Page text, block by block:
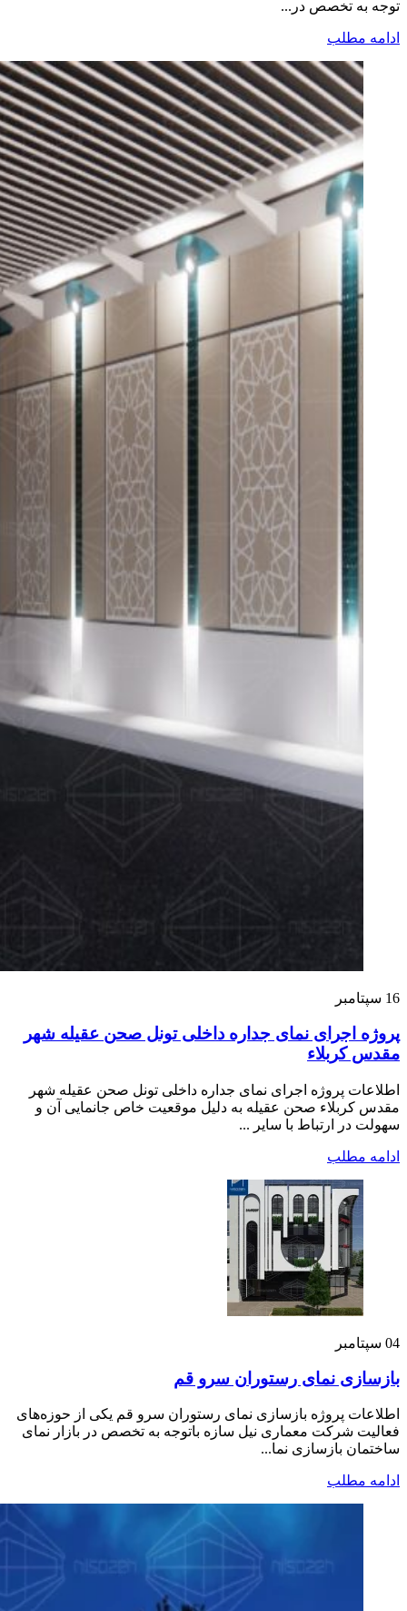
توجه به تخصص در...
ادامه مطلب
16 سپتامبر
پروژه اجرای نمای جداره داخلی تونل صحن عقیله شهر
مقدس کربلاء
اطلاعات پروژه اجرای نمای جداره داخلی تونل صحن عقیله شهر
مقدس کربلاء صحن عقیله به دلیل موقعیت خاص جانمایی آن و
سهولت در ارتباط با سایر ...
ادامه مطلب
04 سپتامبر
بازسازی نمای رستوران سرو قم
اطلاعات پروژه بازسازی نمای رستوران سرو قم یکی از حوزه‌های
فعالیت شرکت معماری نیل سازه باتوجه به تخصص در بازار نمای
ساختمان بازسازی نما...
ادامه مطلب